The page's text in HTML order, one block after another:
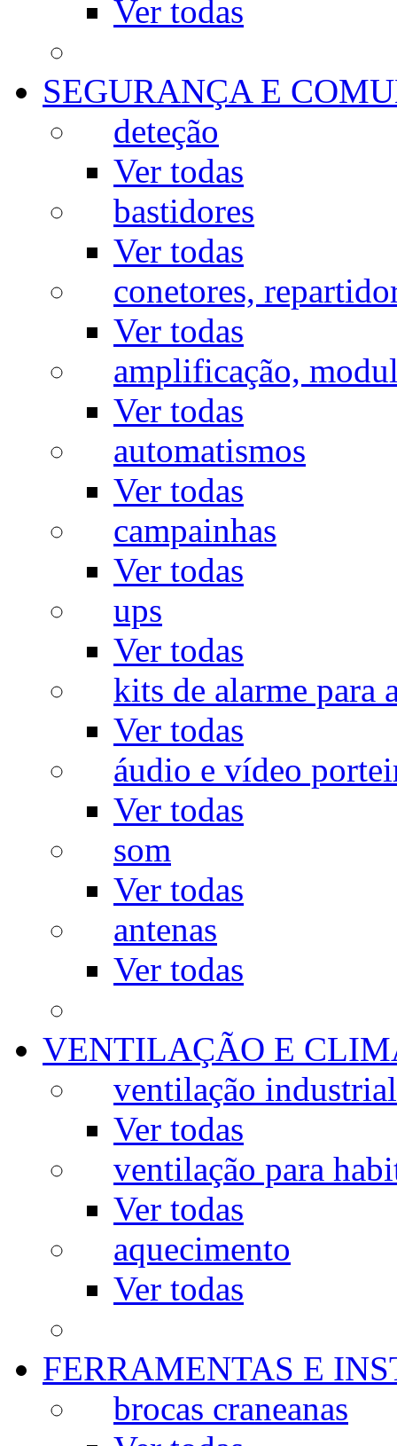
Ver todas
SEGURANÇA E
deteção
Ver todas
bastidores
Ver todas
conetores,
Ver todas
amplificação,
Ver todas
automatismos
Ver todas
campainhas
Ver todas
ups
Ver todas
kits de alarme para
Ver todas
áudio e vídeo
Ver todas
som
Ver todas
antenas
Ver todas
VENTILAÇÃO E
ventilação industrial
Ver todas
ventilação para
Ver todas
aquecimento
Ver todas
FERRAMENTAS E
brocas craneanas